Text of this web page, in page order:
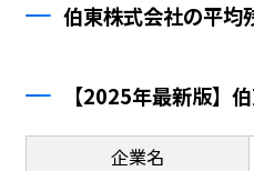
伯東株式会社の平均
【2025年最新版】
企業名